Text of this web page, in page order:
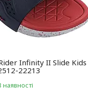
Infinity II Slide Kids
22213
наявності